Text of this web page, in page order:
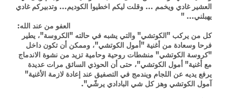
العشير غادي ويخمم ... وقلت ليكم اخطيوا الكوديم... وتدبيركم غادي
يهبلني... "
العفو من عند الله:
كل من يركب "الكوتشي" والتي يشبه في حالته "الكروسة"، يطير
فرحا وسعادة من أغنية "أمول الكوتشي"، وممكن أن تكون داخل
"كروسة الكوتشي" منشطات روحية وحامية تزيد من نشوة الاندماج
مع أغنية" أمول الكوتشي"، حتى أن الحوذي السائق مرات عديدة
يرفع يديه عن اللجام ويندمج في التصفيق عند إعادة لازمة الأغنية"
آمول الكوتشي وهز كل شي البادادي يرشّي".